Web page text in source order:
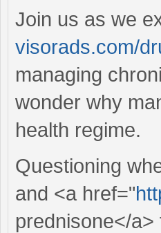
Join us as we
visorads.com/
managing
wonder why
health regime.
Questioning
and <a href="
prednisone</